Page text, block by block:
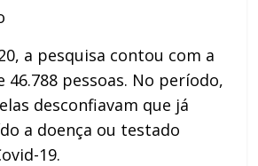
a pesquisa contou com a
46.788 pessoas. No período,
desconfiavam que já
a doença ou testado
19.